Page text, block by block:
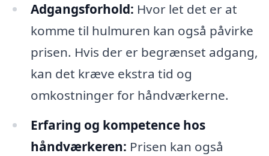
Adgangsforhold: Hvor let det er at
komme til hulmuren kan også påvirke
prisen. Hvis der er begrænset adgang,
kan det kræve ekstra tid og
omkostninger for håndværkerne.
Erfaring og kompetence hos
håndværkeren: Prisen kan også